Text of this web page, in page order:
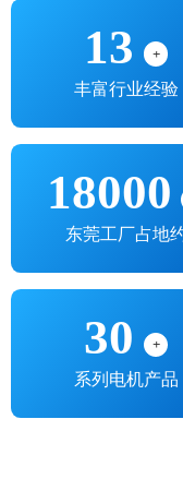
13 +
丰富行业经验
18000
东莞工厂占地
30 +
系列电机产品